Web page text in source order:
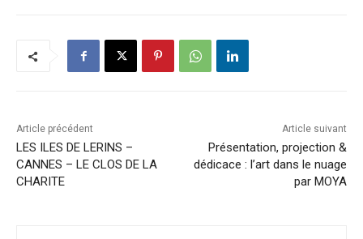
Article précédent
LES ILES DE LERINS –
CANNES – LE CLOS DE LA
CHARITE
Article suivant
Présentation, projection &
dédicace : l’art dans le nuage
par MOYA